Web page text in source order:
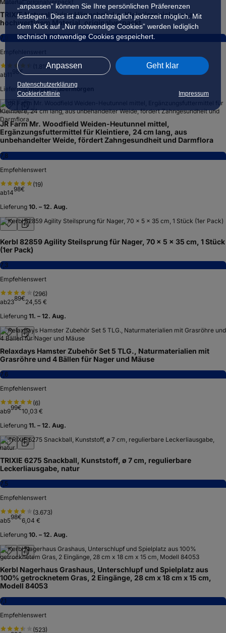
„anpassen” können Sie Ihre persönlichen Präferenzen
festlegen. Dies ist auch nachträglich jederzeit möglich. Mit
dem Klick auf „Nur notwendige Cookies” werden lediglich
technisch notwendige Cookies gespeichert.
Anpassen Geht klar
Datenschutzerklärung
Cookierichtlinie
Impressum
TRIXIE Natural Living Hängebrücke, Kleintierspielzeug aus
hochwertigem Material, originalverpackt
7,9
Empfehlenswert
1.815)
ab
98€
Lieferung morgen – übermorgen
JR Farm Mr. Woodfield Weiden-Heutunnel mittel,
Ergänzungsfuttermittel für Kleintiere, 24 cm lang, aus
unbehandelter Weide, fördert Zahngesundheit und Darmflora
7,8
Empfehlenswert
(19)
ab1498€
Lieferung 10. – 12. Aug.
Kerbl 82859 Agility Steilsprung für Nager, 70 x 5 x 35 cm, 1 Stück
(1er Pack)
7,3
Empfehlenswert
(296)
ab2389€24,55 €
Lieferung 11. – 12. Aug.
Relaxdays Hamster Zubehör Set 5 TLG., Naturmaterialien mit
Grasröhre und 4 Bällen für Nager und Mäuse
7,6
Empfehlenswert
(6)
ab999€10,03 €
Lieferung 11. – 12. Aug.
TRIXIE 6275 Snackball, Kunststoff, ø 7 cm, regulierbare
Leckerliausgabe, natur
7,5
Empfehlenswert
(3.673)
ab598€6,04 €
Lieferung 10. – 12. Aug.
Kerbl Nagerhaus Grashaus, Unterschlupf und Spielplatz aus
100% getrocknetem Gras, 2 Eingänge, 28 cm x 18 cm x 15 cm,
Modell 84053
7,1
Empfehlenswert
(523)